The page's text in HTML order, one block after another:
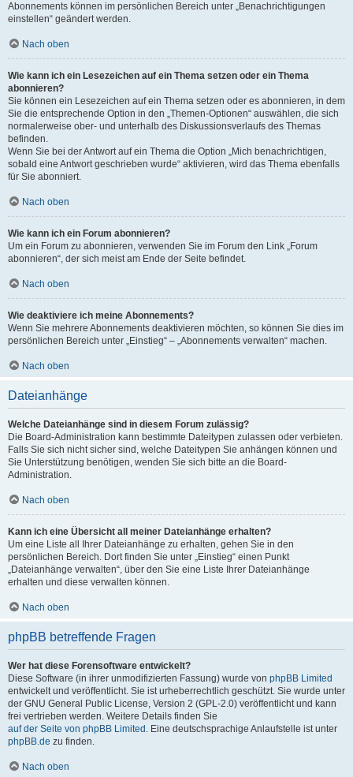
Abonnements können im persönlichen Bereich unter „Benachrichtigungen
einstellen“ geändert werden.
Nach oben
Wie kann ich ein Lesezeichen auf ein Thema setzen oder ein Thema
abonnieren?
Sie können ein Lesezeichen auf ein Thema setzen oder es abonnieren, in dem
Sie die entsprechende Option in den „Themen-Optionen“ auswählen, die sich
normalerweise ober- und unterhalb des Diskussionsverlaufs des Themas
befinden.
Wenn Sie bei der Antwort auf ein Thema die Option „Mich benachrichtigen,
sobald eine Antwort geschrieben wurde“ aktivieren, wird das Thema ebenfalls
für Sie abonniert.
Nach oben
Wie kann ich ein Forum abonnieren?
Um ein Forum zu abonnieren, verwenden Sie im Forum den Link „Forum
abonnieren“, der sich meist am Ende der Seite befindet.
Nach oben
Wie deaktiviere ich meine Abonnements?
Wenn Sie mehrere Abonnements deaktivieren möchten, so können Sie dies im
persönlichen Bereich unter „Einstieg“ – „Abonnements verwalten“ machen.
Nach oben
Dateianhänge
Welche Dateianhänge sind in diesem Forum zulässig?
Die Board-Administration kann bestimmte Dateitypen zulassen oder verbieten.
Falls Sie sich nicht sicher sind, welche Dateitypen Sie anhängen können und
Sie Unterstützung benötigen, wenden Sie sich bitte an die Board-
Administration.
Nach oben
Kann ich eine Übersicht all meiner Dateianhänge erhalten?
Um eine Liste all Ihrer Dateianhänge zu erhalten, gehen Sie in den
persönlichen Bereich. Dort finden Sie unter „Einstieg“ einen Punkt
„Dateianhänge verwalten“, über den Sie eine Liste Ihrer Dateianhänge
erhalten und diese verwalten können.
Nach oben
phpBB betreffende Fragen
Wer hat diese Forensoftware entwickelt?
Diese Software (in ihrer unmodifizierten Fassung) wurde von phpBB Limited
entwickelt und veröffentlicht. Sie ist urheberrechtlich geschützt. Sie wurde unter
der GNU General Public License, Version 2 (GPL-2.0) veröffentlicht und kann
frei vertrieben werden. Weitere Details finden Sie
auf der Seite von phpBB Limited . Eine deutschsprachige Anlaufstelle ist unter
phpBB.de zu finden.
Nach oben